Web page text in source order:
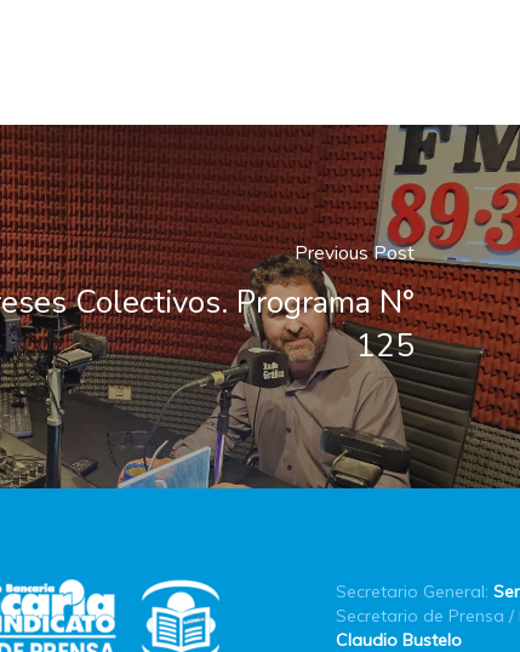
Previous Post
Colectivos. Programa N°
125
Secretario General:
Secretario de Prensa
Claudio Bustelo